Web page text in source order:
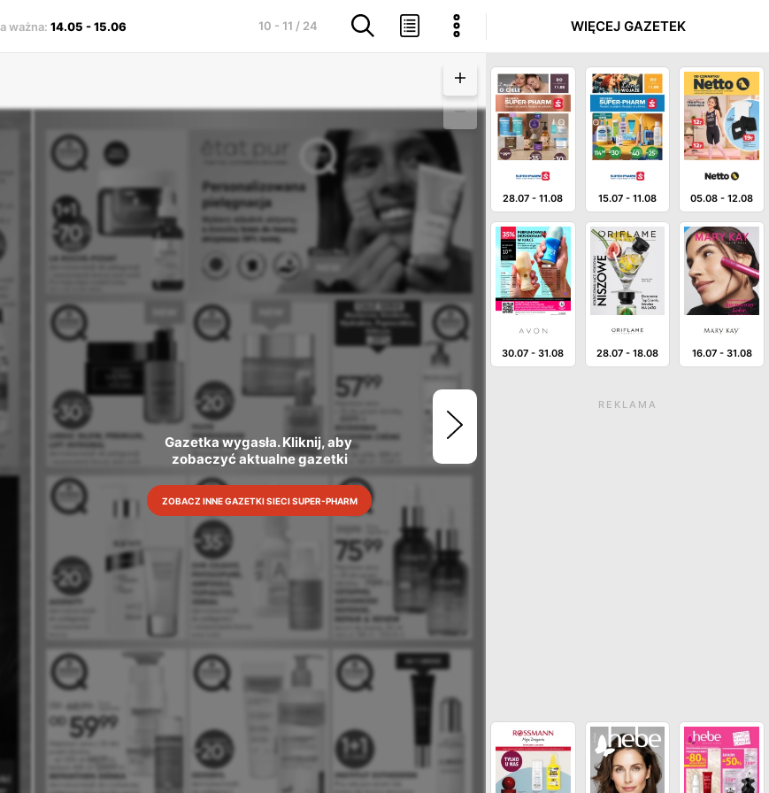
ważna: 14.05 -15.06 10 - 11 / 24
Gazetka wygasła. Kliknij, aby
zobaczyć aktualne gazetki
ZOBACZ INNE GAZETKI SIECI SUPER-PHARM
WIĘCEJ GAZETEK
28.07 -11.08 15.07- 11.08 05.08 -12.08
30.07 -31.08 28.07- 18.08 16.07- 31.08
REKLAMA